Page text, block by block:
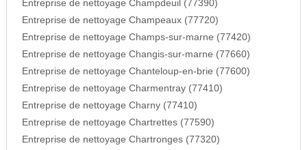
Entreprise de nettoyage Champdeuil (77390)
Entreprise de nettoyage Champeaux (77720)
Entreprise de nettoyage Champs-sur-marne (77420)
Entreprise de nettoyage Changis-sur-marne (77660)
Entreprise de nettoyage Chanteloup-en-brie (77600)
Entreprise de nettoyage Charmentray (77410)
Entreprise de nettoyage Charny (77410)
Entreprise de nettoyage Chartrettes (77590)
Entreprise de nettoyage Chartronges (77320)